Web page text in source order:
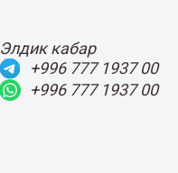
Элдик кабар
+996 777 1937 00
+996 777 1937 00